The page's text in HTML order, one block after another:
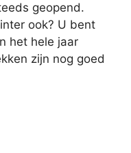
geopend.
ook? U bent
het hele jaar
zijn nog goed